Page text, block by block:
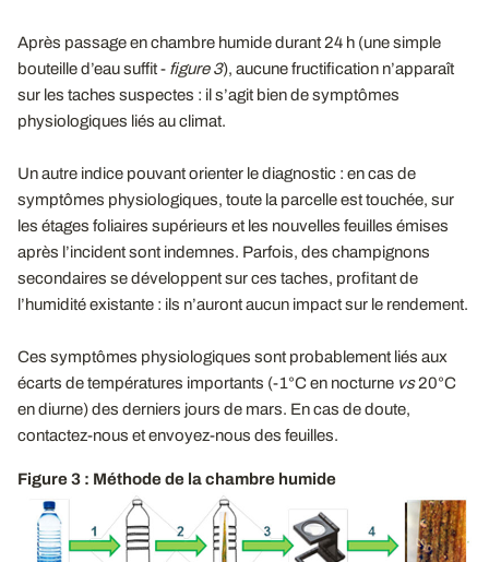
Après passage en chambre humide durant 24 h (une simple
bouteille d’eau suffit - figure 3), aucune fructification n’apparaît
sur les taches suspectes : il s’agit bien de symptômes
physiologiques liés au climat.
Un autre indice pouvant orienter le diagnostic : en cas de
symptômes physiologiques, toute la parcelle est touchée, sur
les étages foliaires supérieurs et les nouvelles feuilles émises
après l’incident sont indemnes. Parfois, des champignons
secondaires se développent sur ces taches, profitant de
l’humidité existante : ils n’auront aucun impact sur le rendement.
Ces symptômes physiologiques sont probablement liés aux
écarts de températures importants (-1°C en nocturne vs20°C
en diurne) des derniers jours de mars. En cas de doute,
contactez-nous et envoyez-nous des feuilles.
Figure 3 : Méthode de la chambre humide